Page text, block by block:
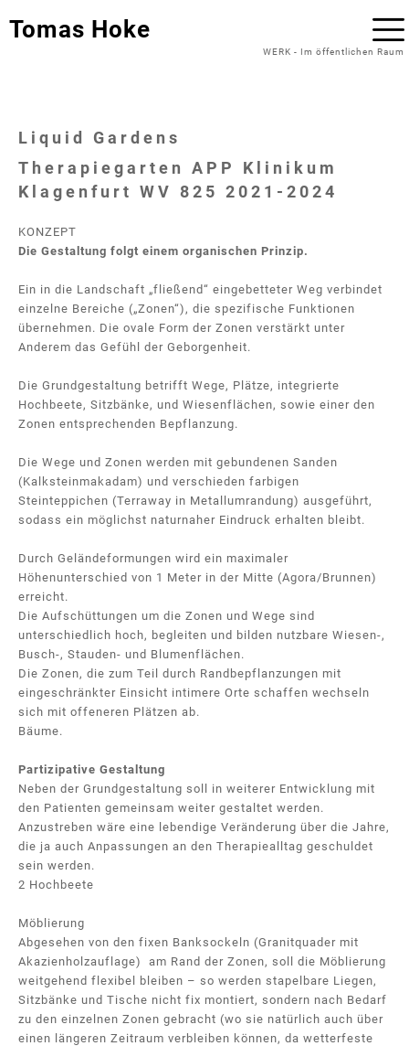
Tomas Hoke
WERK - Im öffentlichen Raum
Liquid Gardens
Therapiegarten APP Klinikum
Klagenfurt WV 825 2021-2024
KONZEPT
Die Gestaltung folgt einem organischen Prinzip.
Ein in die Landschaft „fließend“ eingebetteter Weg verbindet
einzelne Bereiche („Zonen“), die spezifische Funktionen
übernehmen. Die ovale Form der Zonen verstärkt unter
Anderem das Gefühl der Geborgenheit.
Die Grundgestaltung betrifft Wege, Plätze, integrierte
Hochbeete, Sitzbänke, und Wiesenflächen, sowie einer den
Zonen entsprechenden Bepflanzung.
Die Wege und Zonen werden mit gebundenen Sanden
(Kalksteinmakadam) und verschieden farbigen
Steinteppichen (Terraway in Metallumrandung) ausgeführt,
sodass ein möglichst naturnaher Eindruck erhalten bleibt.
Durch Geländeformungen wird ein maximaler
Höhenunterschied von 1 Meter in der Mitte (Agora/Brunnen)
erreicht.
Die Aufschüttungen um die Zonen und Wege sind
unterschiedlich hoch, begleiten und bilden nutzbare Wiesen-,
Busch-, Stauden- und Blumenflächen.
Die Zonen, die zum Teil durch Randbepflanzungen mit
eingeschränkter Einsicht intimere Orte schaffen wechseln
sich mit offeneren Plätzen ab.
Bäume.
Partizipative Gestaltung
Neben der Grundgestaltung soll in weiterer Entwicklung mit
den Patienten gemeinsam weiter gestaltet werden.
Anzustreben wäre eine lebendige Veränderung über die Jahre,
die ja auch Anpassungen an den Therapiealltag geschuldet
sein werden.
2 Hochbeete
Möblierung
Abgesehen von den fixen Banksockeln (Granitquader mit
Akazienholzauflage) am Rand der Zonen, soll die Möblierung
weitgehend flexibel bleiben – so werden stapelbare Liegen,
Sitzbänke und Tische nicht fix montiert, sondern nach Bedarf
zu den einzelnen Zonen gebracht (wo sie natürlich auch über
einen längeren Zeitraum verbleiben können, da wetterfeste